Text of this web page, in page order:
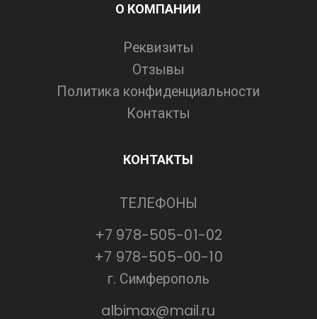
О КОМПАНИИ
Реквизиты
Отзывы
Политика конфиденциальности
Контакты
КОНТАКТЫ
ТЕЛЕФОНЫ
+7 978-505-01-02
+7 978-505-00-10
г. Симферополь
albimax@mail.ru